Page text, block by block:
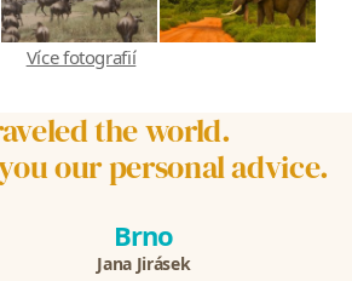
Více fotografií
the world.
our personal advice.
Brno
Jana Jirásek